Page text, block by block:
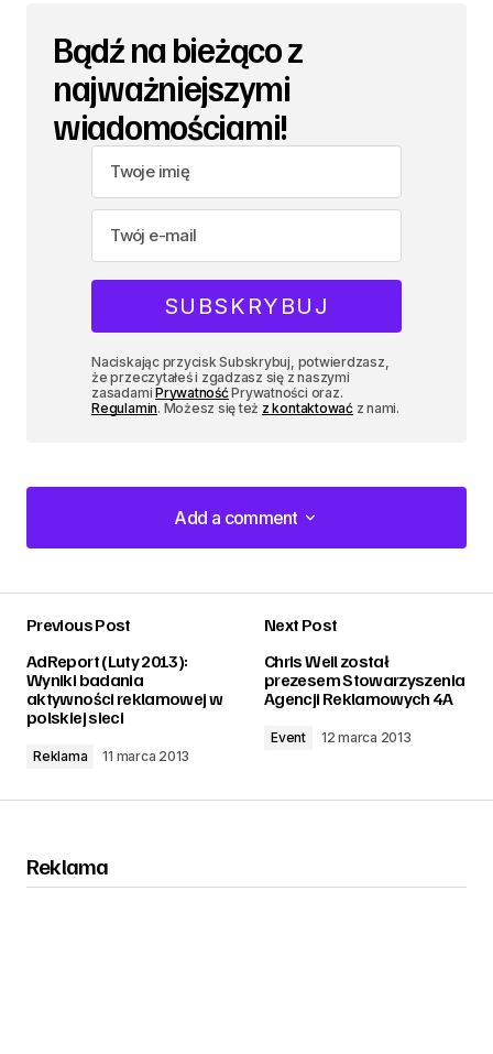
Bądź na bieżąco z
najważniejszymi
wiadomościami!
Naciskając przycisk Subskrybuj, potwierdzasz,
że przeczytałeś i zgadzasz się z naszymi
zasadamiPrywatnośćPrywatności oraz.
Regulamin. Możesz się też z kontaktowaćz nami.
Add a comment
Add a comment
Previous Post
AdReport (Luty 2013):
Wyniki badania
aktywności reklamowej w
polskiej sieci
Reklama 11 marca 2013
Next Post
Chris Weil został
prezesem Stowarzyszenia
Agencji Reklamowych 4A
Event 12 marca 2013
Reklama